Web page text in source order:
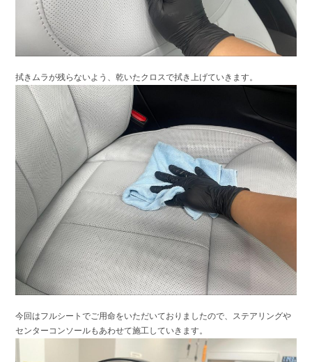
拭きムラが残らないよう、乾いたクロスで拭き上げていきます。
今回はフルシートでご用命をいただいておりましたので、ステアリングや
センターコンソールもあわせて施工していきます。